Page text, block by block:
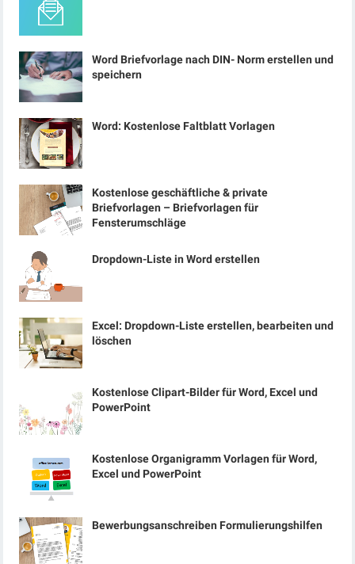
Word Briefvorlage nach DIN- Norm erstellen und
speichern
Word: Kostenlose Faltblatt Vorlagen
Kostenlose geschäftliche & private
Briefvorlagen – Briefvorlagen für
Fensterumschläge
Dropdown-Liste in Word erstellen
Excel: Dropdown-Liste erstellen, bearbeiten und
löschen
Kostenlose Clipart-Bilder für Word, Excel und
PowerPoint
Kostenlose Organigramm Vorlagen für Word,
Excel und PowerPoint
Bewerbungsanschreiben Formulierungshilfen